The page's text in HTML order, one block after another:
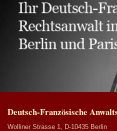
Deutsch-Französische
Wolliner Strasse 1, D-10435 Berlin